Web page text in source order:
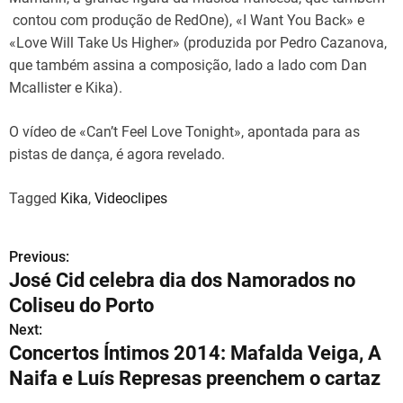
contou com produção de RedOne), «I Want You Back» e
«Love Will Take Us Higher» (produzida por Pedro Cazanova,
que também assina a composição, lado a lado com Dan
Mcallister e Kika).
O vídeo de «Can’t Feel Love Tonight», apontada para as
pistas de dança, é agora revelado.
Tagged Kika, Videoclipes
N
a
v
e
Previous:
José Cid celebra dia dos Namorados no
Coliseu do Porto
Next:
Concertos Íntimos 2014: Mafalda Veiga, A
Naifa e Luís Represas preenchem o cartaz